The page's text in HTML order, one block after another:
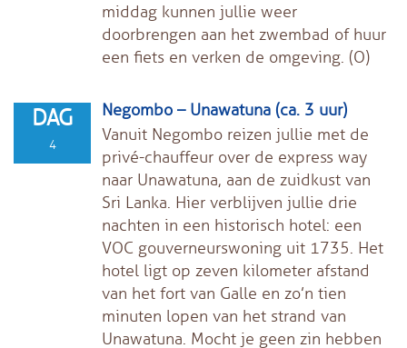
middag kunnen jullie weer
doorbrengen aan het zwembad of huur
een fiets en verken de omgeving. (O)
DAG
4
Negombo – Unawatuna (ca. 3 uur)
Vanuit Negombo reizen jullie met de
privé-chauffeur over de express way
naar Unawatuna, aan de zuidkust van
Sri Lanka. Hier verblijven jullie drie
nachten in een historisch hotel: een
VOC gouverneurswoning uit 1735. Het
hotel ligt op zeven kilometer afstand
van het fort van Galle en zo’n tien
minuten lopen van het strand van
Unawatuna. Mocht je geen zin hebben